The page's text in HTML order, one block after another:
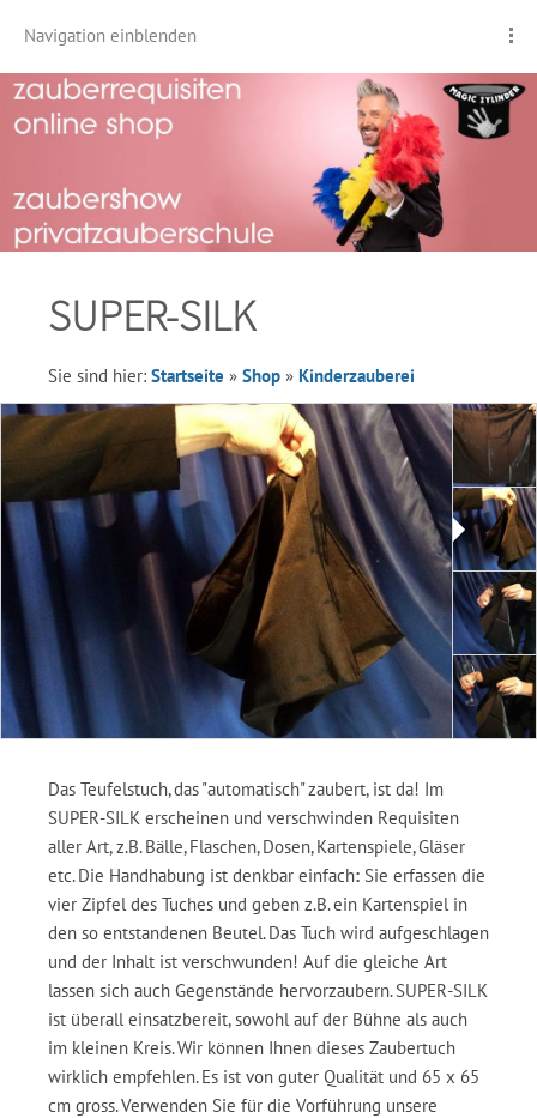
Navigation einblenden
SUPER-SILK
Sie sind hier: Startseite » Shop » Kinderzauberei
Das Teufelstuch, das "automatisch" zaubert, ist da! Im
SUPER-SILK erscheinen und verschwinden Requisiten
aller Art, z.B. Bälle, Flaschen, Dosen, Kartenspiele, Gläser
etc. Die Handhabung ist denkbar einfach: Sie erfassen die
vier Zipfel des Tuches und geben z.B. ein Kartenspiel in
den so entstandenen Beutel. Das Tuch wird aufgeschlagen
und der Inhalt ist verschwunden! Auf die gleiche Art
lassen sich auch Gegenstände hervorzaubern. SUPER-SILK
ist überall einsatzbereit, sowohl auf der Bühne als auch
im kleinen Kreis. Wir können Ihnen dieses Zaubertuch
wirklich empfehlen. Es ist von guter Qualität und 65 x 65
cm gross. Verwenden Sie für die Vorführung unsere